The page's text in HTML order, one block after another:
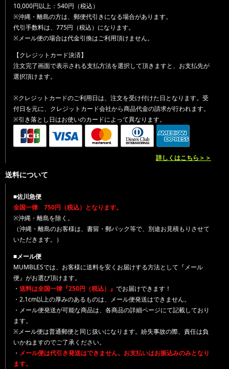
10,000円以上：540円（税込）
※沖縄・離島の方は、郵便代引きになる場合があります。
代引手数料は、775円（税込）になります。
※メール便の場合は代金引換はご利用頂けません。
【クレジットカード決済】
注文完了画面で表示される支払方法を選択して頂きますと、お支払先が
選択頂けます。
※クレジットカードのご利用日は、注文を受け付けた日となります。受
付日を元に、クレジットカード会社から商品代金の請求が行われます。
※引き落とし日はお使いのカードによって異なります。
詳しくはこちら＞＞
送料について
■佐川急便
全国一律 750円（税込）となります。
※沖縄・離島を除く。
（沖縄・離島のお客様は、書留・郵パック等で、別途お見積もりさせて
いただきます。）
■メール便
MUMBLESでは、お客様に送料を安くお届けする方法として『メール
便』がお選び頂けます。
・ 送料は全国一律『250円（税込）』 でお届けできます！
・2.1cm以上の厚みのあるものは、メール便発送はできません。
・メール便発送が可能な商品は、各商品の詳細ページにて記載しており
ます。
※メール便は普通郵便と同じ扱いになります。紛失事故の際、責任は負
いかねますのでご了承ください。
・ メール便は代引き発送はできません。お支払いはお振込みのみとなり
ます。